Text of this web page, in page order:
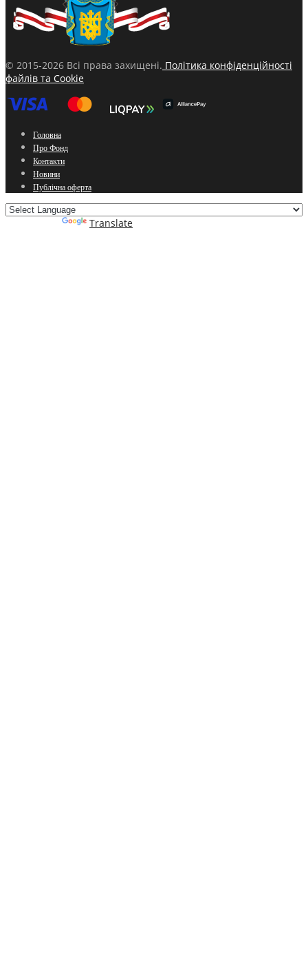
© 2015-2026 Всі права захищені. Політика конфіденційності
файлів та Cookie
Головна
Про Фонд
Контакти
Новини
Публічна оферта
Translate